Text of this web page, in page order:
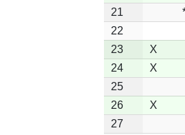
21
22
23
X
24
X
25
26
X
27